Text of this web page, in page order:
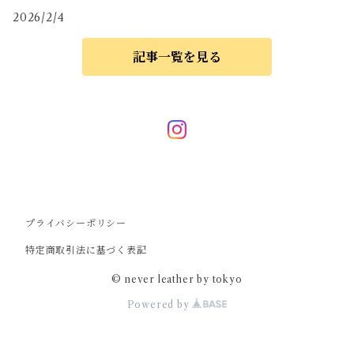
2026/2/4
記事一覧を見る
プライバシーポリシー
特定商取引法に基づく表記
© never leather by tokyo
Powered by